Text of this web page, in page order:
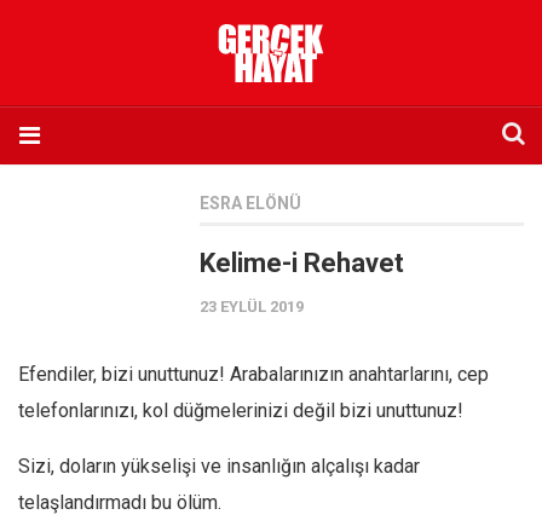
Sosyal Medya
Twitter
ESRA ELÖNÜ
Kelime-i Rehavet
23 EYLÜL 2019
Efendiler, bizi unuttunuz! Arabalarınızın anahtarlarını, cep
telefonlarınızı, kol düğmelerinizi değil bizi unuttunuz!
Sizi, doların yükselişi ve insanlığın alçalışı kadar
telaşlandırmadı bu ölüm.